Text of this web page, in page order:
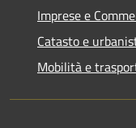
Imprese e
Catasto e
Mobilità e